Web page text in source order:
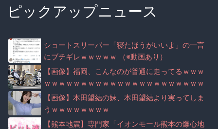
ピックアップニュース
ショートスリーパー「寝たほうがいいよ」の一言
にブチギレｗｗｗｗｗ （※動画あり）
【画像】福岡、こんなのが普通に走ってるｗｗｗ
ｗｗｗｗｗｗｗｗｗｗｗｗｗｗｗｗｗｗｗｗｗｗ
ｗｗｗｗｗｗｗｗｗｗｗｗｗｗｗ
【画像】本田望結の妹、本田望結より実ってしま
うｗｗｗｗｗｗｗｗ
【熊本地震】専門家「イオンモール熊本の爆心地